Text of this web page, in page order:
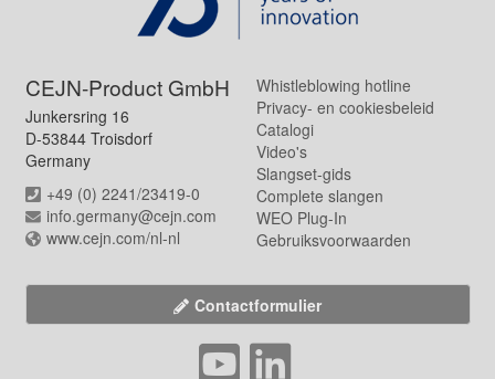
CEJN-Product GmbH
Junkersring 16
D-53844 Troisdorf
Germany
+49 (0) 2241/23419-0
info.germany@cejn.com
www.cejn.com/nl-nl
Whistleblowing hotline
Privacy- en cookiesbeleid
Catalogi
Video's
Slangset-gids
Complete slangen
WEO Plug-In
Gebruiksvoorwaarden
Contactformulier